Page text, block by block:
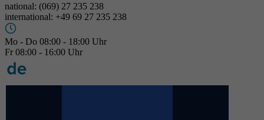
national: (069) 27 235 238
international: +49 69 27 235 238
Mo - Do 08:00 - 18:00 Uhr
Fr 08:00 - 16:00 Uhr